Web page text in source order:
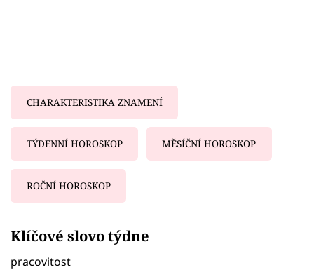
CHARAKTERISTIKA ZNAMENÍ
TÝDENNÍ HOROSKOP MĚSÍČNÍ HOROSKOP
ROČNÍ HOROSKOP
Klíčové slovo týdne
pracovitost